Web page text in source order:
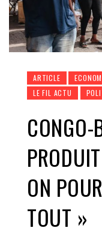
ARTICLE
LE FIL ACTU
ON
TOUT »